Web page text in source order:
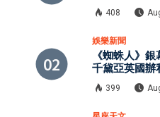
408
娛樂新聞
《蜘蛛人》
千黛亞英國辦
399